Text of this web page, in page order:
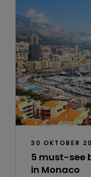
30 OKTOBER
5 must-see
in Monaco